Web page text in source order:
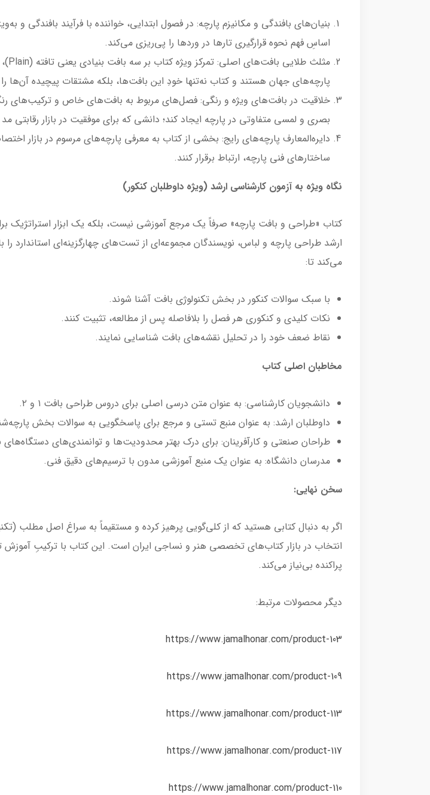
اساسِ فهم نحوه قرارگیری تارها در وردها را پی‌ریزی می‌کند.
پارچه‌های جهان هستند و کتاب نه‌تنها خودِ این بافت‌ها، بلکه مشتقات پیچیده آن‌ها
خلاقیت در بافت‌های ویژه و رنگی: فصل‌های مربوط به بافت‌های خاص و ترکیب‌های
بصری و لمسی متفاوتی در پارچه ایجاد کند؛ دانشی که برای موفقیت در بازار
دایره‌المعارف پارچه‌های رایج: بخشی از کتاب به معرفی پارچه‌های مرسوم در بازار
ساختارهای فنی پارچه، ارتباط برقرار کنند.
نگاه ویژه به آزمون کارشناسی ارشد (ویژه داوطلبان کنکور)
کتاب «طراحی و بافت پارچه» صرفاً یک مرجع آموزشی نیست، بلکه یک ابزار استراتژیک
ارشد طراحی پارچه و لباس، نویسندگان مجموعه‌ای از تست‌های چهارگزینه‌ای استاندارد
می‌کند تا:
با سبک سوالات کنکور در بخش تکنولوژی بافت آشنا شوند.
نکات کلیدی و کنکوری هر فصل را بلافاصله پس از مطالعه، تثبیت کنند.
نقاط ضعف خود را در تحلیل نقشه‌های بافت شناسایی نمایند.
مخاطبان اصلی کتاب
دانشجویان کارشناسی: به عنوان متن درسی اصلی برای دروس طراحی بافت ۱ و ۲.
داوطلبان ارشد: به عنوان منبع تستی و مرجع برای پاسخگویی به سوالات بخش
طراحان صنعتی و کارآفرینان: برای درک بهتر محدودیت‌ها و توانمندی‌های دستگاه‌های
مدرسان دانشگاه: به عنوان یک منبع آموزشی مدون با ترسیم‌های دقیق فنی.
سخن نهایی:
اگر به دنبال کتابی هستید که از کلی‌گویی پرهیز کرده و مستقیماً به سراغ اصل مطلب
انتخاب در بازار کتاب‌های تخصصی هنر و نساجی ایران است. این کتاب با ترکیبِ
پراکنده بی‌نیاز می‌کند.
دیگر محصولات مرتبط:
https://www.jamalhonar.com/product-103
https://www.jamalhonar.com/product-109
https://www.jamalhonar.com/product-113
https://www.jamalhonar.com/product-117
https://www.jamalhonar.com/product-110